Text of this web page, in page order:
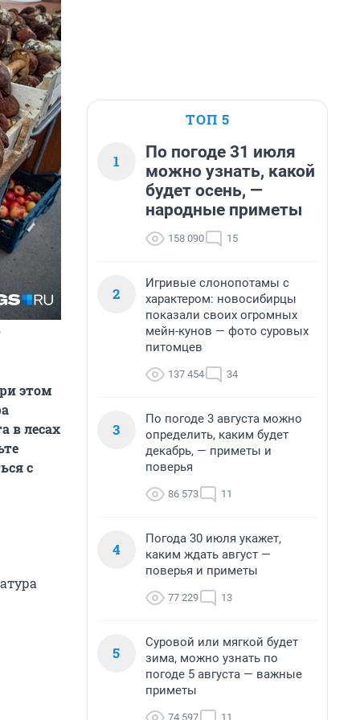
этом
в лесах
с
ТОП 5
1
По погоде 31 июля
можно узнать, какой
будет осень, —
народные приметы
158 090 15
2
Игривые слонопотамы с
характером: новосибирцы
показали своих огромных
мейн-кунов — фото суровых
питомцев
137 454 34
3
По погоде 3 августа можно
определить, каким будет
декабрь, — приметы и
поверья
86 573 11
4
Погода 30 июля укажет,
каким ждать август —
поверья и приметы
77 229 13
5
Суровой или мягкой будет
зима, можно узнать по
погоде 5 августа — важные
приметы
74 597 11